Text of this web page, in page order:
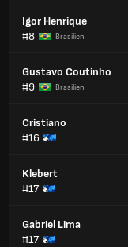
Igor Henrique
#8
Brasilien
Gustavo Coutinho
#9
Brasilien
Cristiano
#16
Klebert
#17
Gabriel Lima
#17